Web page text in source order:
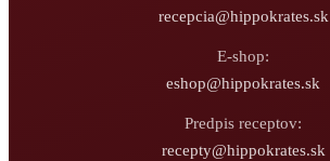
recepcia@hippokrates.sk
E-shop:
eshop@hippokrates.sk
Predpis receptov:
recepty@hippokrates.sk